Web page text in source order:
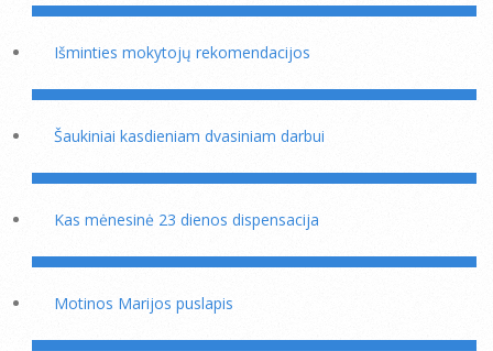
Išminties mokytojų rekomendacijos
Šaukiniai kasdieniam dvasiniam darbui
Kas mėnesinė 23 dienos dispensacija
Motinos Marijos puslapis